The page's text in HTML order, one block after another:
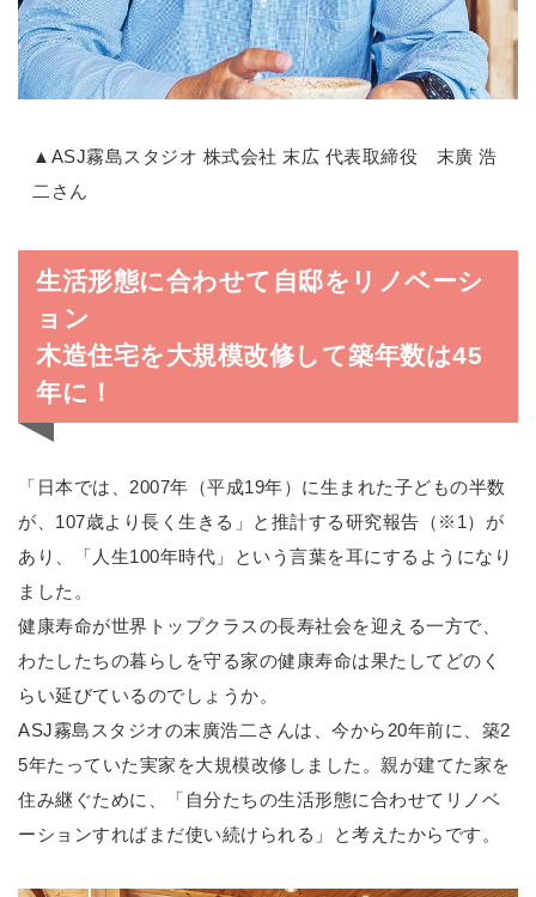
▲ASJ霧島スタジオ 株式会社 末広 代表取締役 末廣 浩
二さん
生活形態に合わせて自邸をリノベーシ
ョン
木造住宅を大規模改修して築年数は45
年に！
「日本では、2007年（平成19年）に生まれた子どもの半数
が、107歳より長く生きる」と推計する研究報告（※1）が
あり、「人生100年時代」という言葉を耳にするようになり
ました。
健康寿命が世界トップクラスの長寿社会を迎える一方で、
わたしたちの暮らしを守る家の健康寿命は果たしてどのく
らい延びているのでしょうか。
ASJ霧島スタジオの末廣浩二さんは、今から20年前に、築2
5年たっていた実家を大規模改修しました。親が建てた家を
住み継ぐために、「自分たちの生活形態に合わせてリノベ
ーションすればまだ使い続けられる」と考えたからです。